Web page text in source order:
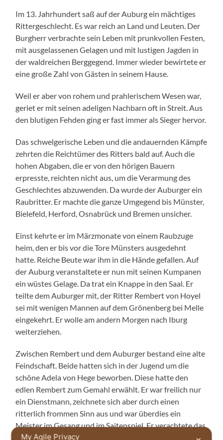
Im 13. Jahrhundert saß auf der Auburg ein mächtiges
Rittergeschlecht. Es war reich an Land und Leuten. Der
Burgherr verbrachte sein Leben mit prunkvollen Festen,
mit ausgelassenen Gelagen und mit lustigen Jagden in
der waldreichen Berggegend. Immer wieder bewirtete er
eine große Zahl von Gästen in seinem Hause.
Weil er aber von rohem und prahlerischem Wesen war,
geriet er mit seinen adeligen Nachbarn oft in Streit. Aus
den blutigen Fehden ging er fast immer als Sieger hervor.
Das schwelgerische Leben und die andauernden Kämpfe
zehrten die Reichtümer des Ritters bald auf. Auch die
hohen Abgaben, die er von den hörigen Bauern
erpresste, reichten nicht aus, um die Verarmung des
Geschlechtes abzuwenden. Da wurde der Auburger ein
Raubritter. Er machte die ganze Umgegend bis Münster,
Bielefeld, Herford, Osnabrück und Bremen unsicher.
Einst kehrte er im Märzmonate von einem Raubzuge
heim, den er bis vor die Tore Münsters ausgedehnt
hatte. Reiche Beute war ihm in die Hände gefallen. Auf
der Auburg veranstaltete er nun mit seinen Kumpanen
ein wüstes Gelage. Da trat ein Knappe in den Saal. Er
teilte dem Auburger mit, der Ritter Rembert von Hoyel
sei mit wenigen Mannen auf dem Grönenberg bei Melle
eingekehrt. Er wolle am andern Morgen nach Iburg
weiterziehen.
Zwischen Rembert und dem Auburger bestand eine alte
Feindschaft. Beide hatten sich in der Jugend um die
schöne Adela von Hege beworben. Diese hatte den
edlen Rembert zum Gemahl erwählt. Er war freilich nur
ein Dienstmann, zeichnete sich aber durch einen
ritterlich frommen Sinn aus und war überdies ein
Meister im Gesang und im Saitenspiel. Er verachtete das
Räuberleben vieler Ritter der damaligen Zeit und half
My Agile Privacy